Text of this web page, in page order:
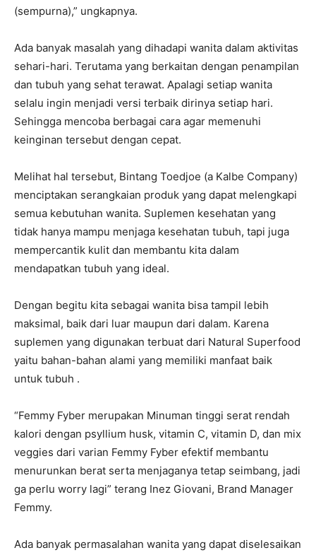
(sempurna),” ungkapnya.
Ada banyak masalah yang dihadapi wanita dalam aktivitas
sehari-hari. Terutama yang berkaitan dengan penampilan
dan tubuh yang sehat terawat. Apalagi setiap wanita
selalu ingin menjadi versi terbaik dirinya setiap hari.
Sehingga mencoba berbagai cara agar memenuhi
keinginan tersebut dengan cepat.
Melihat hal tersebut, Bintang Toedjoe (a Kalbe Company)
menciptakan serangkaian produk yang dapat melengkapi
semua kebutuhan wanita. Suplemen kesehatan yang
tidak hanya mampu menjaga kesehatan tubuh, tapi juga
mempercantik kulit dan membantu kita dalam
mendapatkan tubuh yang ideal.
Dengan begitu kita sebagai wanita bisa tampil lebih
maksimal, baik dari luar maupun dari dalam. Karena
suplemen yang digunakan terbuat dari Natural Superfood
yaitu bahan-bahan alami yang memiliki manfaat baik
untuk tubuh .
“Femmy Fyber merupakan Minuman tinggi serat rendah
kalori dengan psyllium husk, vitamin C, vitamin D, dan mix
veggies dari varian Femmy Fyber efektif membantu
menurunkan berat serta menjaganya tetap seimbang, jadi
ga perlu worry lagi” terang Inez Giovani, Brand Manager
Femmy.
Ada banyak permasalahan wanita yang dapat diselesaikan